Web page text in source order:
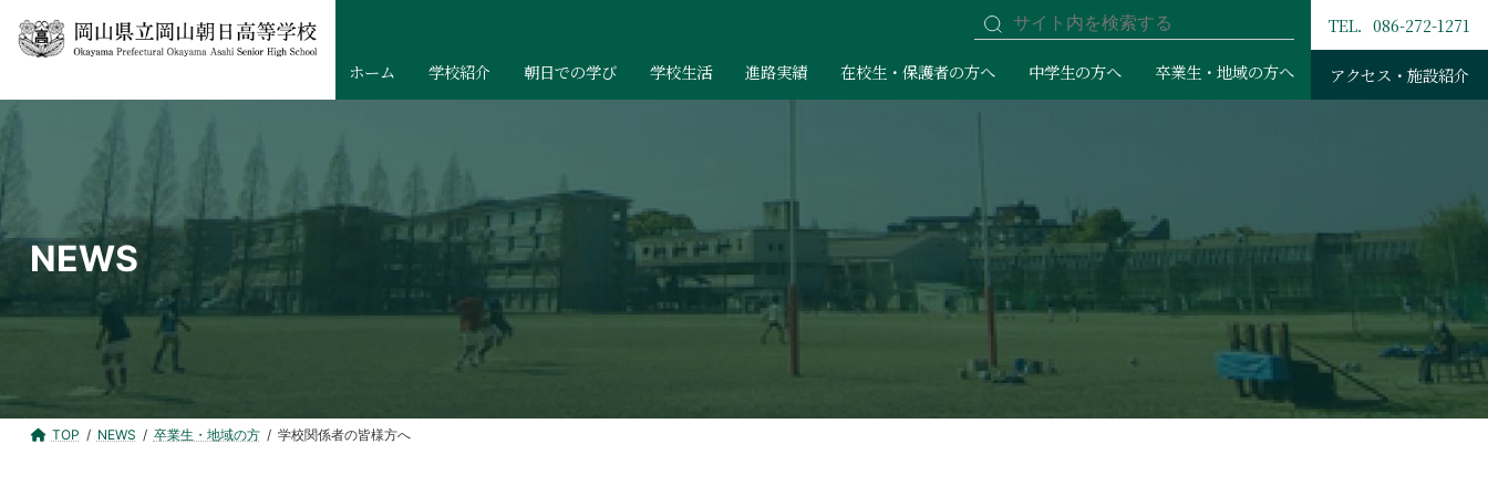
ス
キ
ッ
ン
に
移
TEL．086-272-1271
アクセス・施設紹介
ホーム 学校紹介 朝日での学び 学校生活 進路実績 在校生・保護者の方へ 中学生の方へ 卒業生・地域の方へ
NEWS
TOP NEWS 卒業生・地域の方 学校関係者の皆様方へ